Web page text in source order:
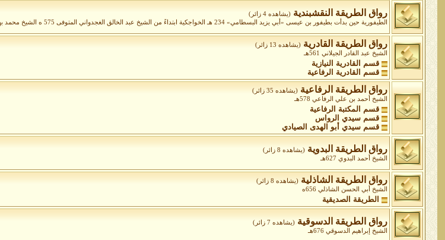
رواق الطريقة النقشبندية (يشاهده 4 زائر)
الطيفورية حين بدأت بطيفور بن عيسى «أبي يزيد البسطامي» 234 هـ الخواجكية ابتداءً من الشيخ عبد الخالق الغجدواني المتوفى 575 ه الشيخ محمد بهاء الدين شاه نقشبند 791هـ
رواق الطريقة القادرية (يشاهده 13 زائر)
الشيخ عبد القادر الجيلاني 561هـ
قسم القادرية النيازية
قسم القادرية الرفاعية
رواق الطريقة الرفاعية (يشاهده 35 زائر)
الشيخ أحمد بن علي الرفاعي 578هـ
قسم المكتبة الرفاعية
قسم سيدي الرواس
قسم سيدي أبو الهدى الصيادي
رواق الطريقة البدوية (يشاهده 8 زائر)
الشيخ أحمد البدوي 627هـ
رواق الطريقة الشاذلية (يشاهده 8 زائر)
الشيخ أبي الحسن الشاذلي 656ه
الطريقة الصديقية
رواق الطريقة الدسوقية (يشاهده 7 زائر)
الشيخ إبراهيم الدسوقي 676هـ